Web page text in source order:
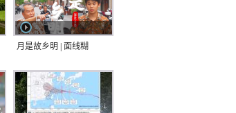
月是故乡明 | 面线糊